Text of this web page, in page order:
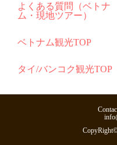
よくある質問（ベトナ
ム・現地ツアー）
ベトナム観光TOP
タイ/バンコク観光TOP